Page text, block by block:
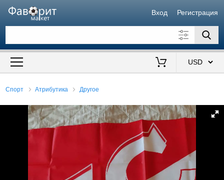
Вход Регистрация
Искать также в описании
Спорт Атрибутика Другое